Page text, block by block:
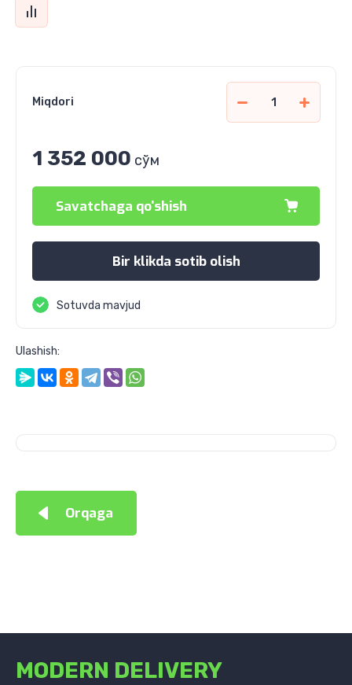
Miqdori
1 352 000 сўм
Savatchaga qo'shish
Bir klikda sotib olish
Sotuvda mavjud
Ulashish:
Orqaga
MODERN DELIVERY